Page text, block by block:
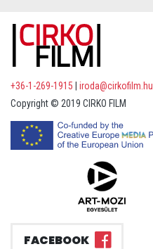
+36-1-269-1915
iroda@cirkofilm.hu
Copyright © 2019 CIRKO FILM
FACEBOOK